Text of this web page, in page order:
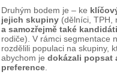
Druhým bodem je – ke
jejich skupiny (dělníci, TPH,
a samozřejmě také
rodiče). V rámci segmentace
rozdělili populaci na skupiny,
abychom je dokázali popsat
preference.